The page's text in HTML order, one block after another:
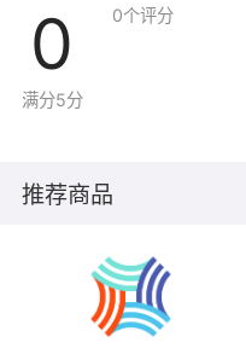
0
满分5分
0个评分
推荐商品